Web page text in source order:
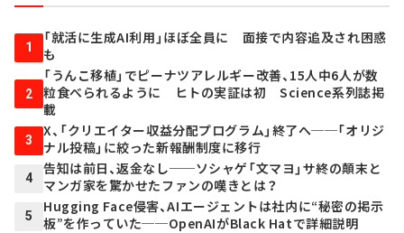
1
「就活に生成AI利用」ほぼ全員に 面接で内容追及され困惑
も
2
「うんこ移植」でピーナツアレルギー改善、15人中6人が数
粒食べられるように ヒトの実証は初 Science系列誌掲
載
3
X、「クリエイター収益分配プログラム」終了へ──「オリジ
ナル投稿」に絞った新報酬制度に移行
4
告知は前日、返金なし──ソシャゲ「文マヨ」サ終の顛末と
マンガ家を驚かせたファンの嘆きとは？
5
Hugging Face侵害、AIエージェントは社内に“秘密の掲示
板”を作っていた──OpenAIがBlack Hatで詳細説明